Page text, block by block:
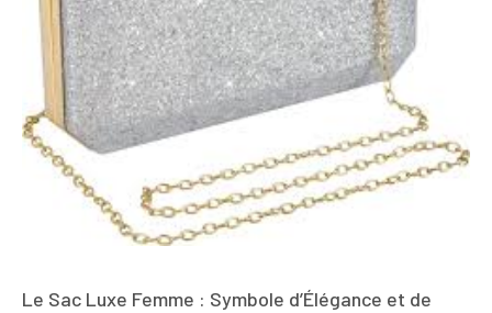
Le Sac Luxe Femme : Symbole d’Élégance et de